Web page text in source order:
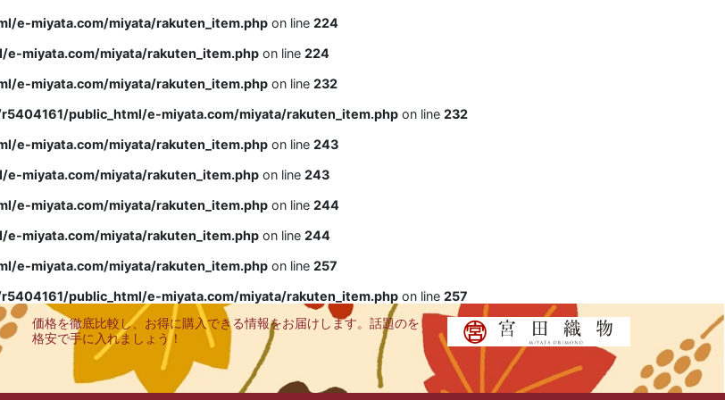
e-miyata.com/miyata/rakuten_item.php on line 224
miyata.com/miyata/rakuten_item.php on line 224
e-miyata.com/miyata/rakuten_item.php on line 232
public_html/e-miyata.com/miyata/rakuten_item.php on line 232
e-miyata.com/miyata/rakuten_item.php on line 243
miyata.com/miyata/rakuten_item.php on line 243
e-miyata.com/miyata/rakuten_item.php on line 244
miyata.com/miyata/rakuten_item.php on line 244
e-miyata.com/miyata/rakuten_item.php on line 257
public_html/e-miyata.com/miyata/rakuten_item.php on line 257
価格を徹底比較し、お得に購入できる情報をお届けします。話題のを
格安で手に入れましょう！